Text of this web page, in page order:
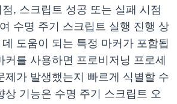
, 스크립트 성공 또는 실패 시점
수명 주기 스크립트 실행 진행 상
도움이 되는 특정 마커가 포함됩
커를 사용하면 프로비저닝 프로세
제가 발생했는지 빠르게 식별할 수
상 기능은 수명 주기 스크립트 오